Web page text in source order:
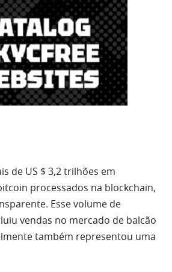
de US $ 3,2 trilhões em
processados ​​na blockchain,
Esse volume de
vendas no mercado de balcão
também representou uma